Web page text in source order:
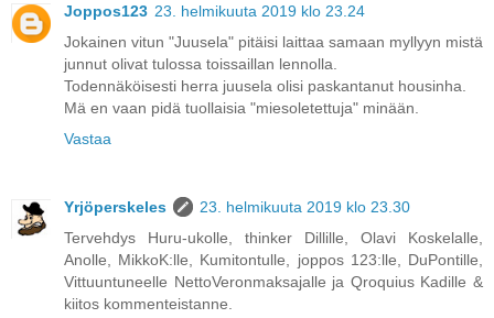
Joppos123 23. helmikuuta 2019 klo 23.24
Jokainen vitun "Juusela" pitäisi laittaa samaan myllyyn mistä
junnut olivat tulossa toissaillan lennolla.
Todennäköisesti herra juusela olisi paskantanut housinha.
Mä en vaan pidä tuollaisia "miesoletettuja" minään.
Vastaa
Yrjöperskeles
23. helmikuuta 2019 klo 23.30
Tervehdys Huru-ukolle, thinker Dillille, Olavi Koskelalle,
Anolle, MikkoK:lle, Kumitontulle, joppos 123:lle, DuPontille,
Vittuuntuneelle NettoVeronmaksajalle ja Qroquius Kadille &
kiitos kommenteistanne.